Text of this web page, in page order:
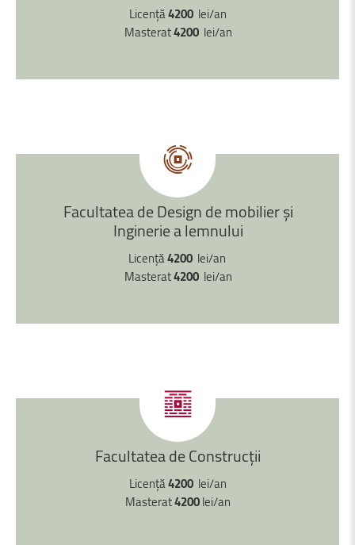
Licență4200 lei/an
Masterat4200lei/an
FacultateadeDesigndemobilierși
Ingineriealemnului
Licență4200lei/an
Masterat4200lei/an
FacultateadeConstrucții
Licență4200 lei/an
Masterat4200lei/an